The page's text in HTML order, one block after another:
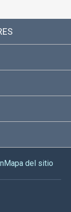
Mapa del sitio